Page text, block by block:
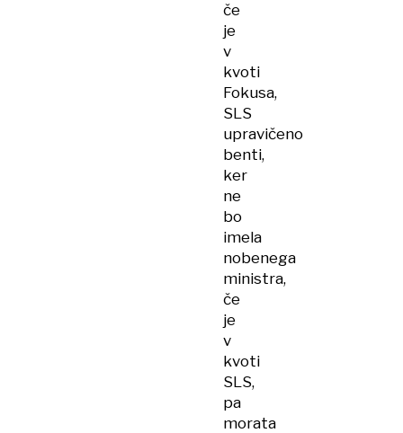
če
je
v
kvoti
Fokusa,
SLS
upravičeno
benti,
ker
ne
bo
imela
nobenega
ministra,
če
je
v
kvoti
SLS,
pa
morata